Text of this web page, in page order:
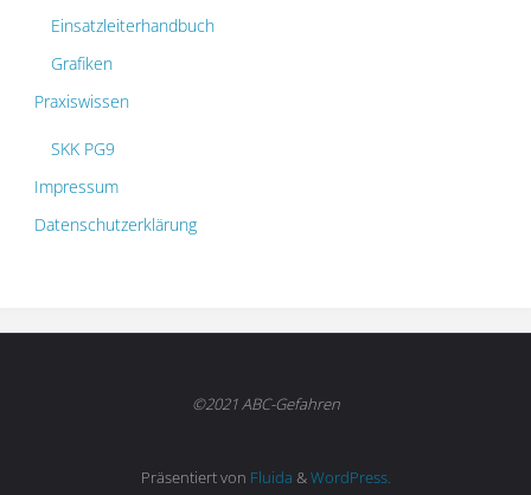
Einsatzleiterhandbuch
Grafiken
Praxiswissen
SKK PG9
Impressum
Datenschutzerklärung
©2021 ABC-Gefahren
Präsentiert von Fluida &WordPress.